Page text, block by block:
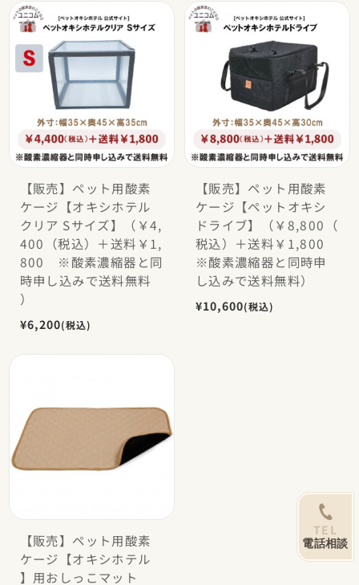
TEL
電話相談
【販売】ペット用酸素
ケージ【オキシホテル
クリア Sサイズ】（￥4,
400（税込）＋送料￥1,
800 ※酸素濃縮器と同
時申し込みで送料無料
）
¥6,200(税込)
【販売】ペット用酸素
ケージ【ペットオキシ
ドライブ】（￥8,800（
税込）＋送料￥1,800
※酸素濃縮器と同時申
し込みで送料無料）
¥10,600(税込)
【販売】ペット用酸素
ケージ【オキシホテル
】用おしっこマット